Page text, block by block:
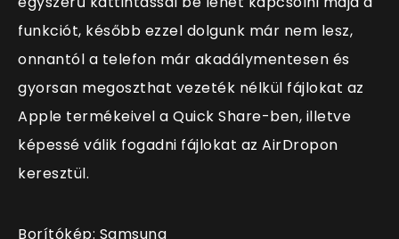
funkciót, később ezzel dolgunk már nem lesz,
onnantól a telefon már akadálymentesen és
gyorsan megoszthat vezeték nélkül fájlokat az
Apple termékeivel a Quick Share-ben, illetve
képessé válik fogadni fájlokat az AirDropon
keresztül.
Borítókép: Samsung